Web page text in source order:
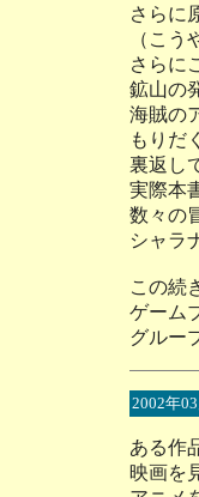
さらに
（こ
さらに
鉱山の
海賊の
もりだ
裏返し
実際本
数々の
シャラ
この続
ゲーム
グルー
2002年
ある作
映画を